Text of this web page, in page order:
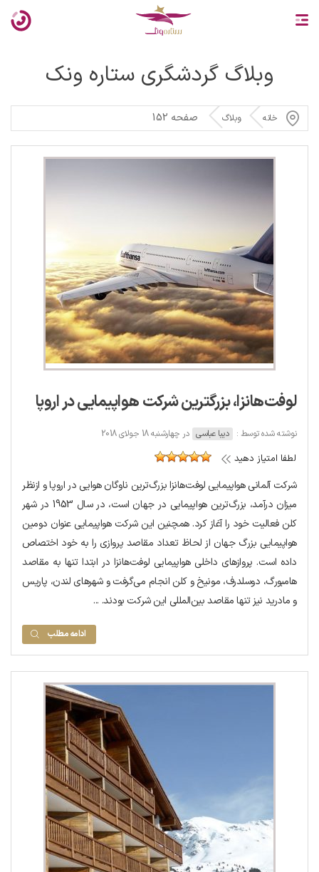
وبلاگ گردشگری ستاره ونک
خانه وبلاگ صفحه 152
لوفت‌هانزا، بزرگترین شرکت هواپیمایی در اروپا
نوشته شده توسط : دیبا عباسی در چهارشنبه 18 جولای 2018
لطفا امتیاز دهید
شرکت آلمانی هواپیمایی لوفت‌هانزا بزرگ‌ترین ناوگان هوایی در اروپا و ازنظر
میزان درآمد، بزرگ‌ترین هواپیمایی در جهان است، در سال 1953 در شهر
کلن فعالیت خود را آغاز کرد. همچنین این شرکت هواپیمایی عنوان دومین
هواپیمایی بزرگ جهان از لحاظ تعداد مقاصد پروازی را به خود اختصاص
داده است. پروازهای داخلی هواپیمایی لوفت‌هانزا در ابتدا تنها به مقاصد
هامبورگ، دوسلدرف، مونیخ و کلن انجام می‌گرفت و شهرهای لندن، پاریس
و مادرید نیز تنها مقاصد بین‌المللی این شرکت بودند. ...
ادامه مطلب